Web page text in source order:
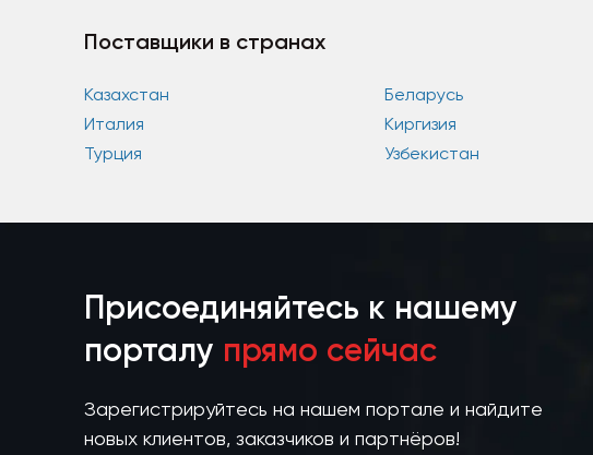
Поставщики в странах
Казахстан Беларусь
Италия
Киргизия
Турция
Узбекистан
Присоединяйтесь к нашему
порталу прямо сейчас
Зарегистрируйтесь на нашем портале и найдите
новых клиентов, заказчиков и партнёров!